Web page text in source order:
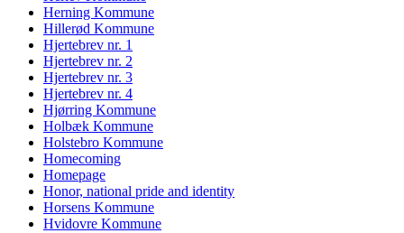
Herning Kommune
Hillerød Kommune
Hjertebrev nr. 1
Hjertebrev nr. 2
Hjertebrev nr. 3
Hjertebrev nr. 4
Hjørring Kommune
Holbæk Kommune
Holstebro Kommune
Homecoming
Homepage
Honor, national pride and identity
Horsens Kommune
Hvidovre Kommune